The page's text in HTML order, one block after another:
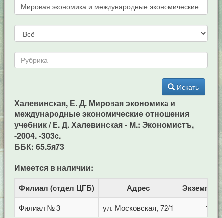
Искать
Халевинская, Е. Д. Мировая экономика и
международные экономические отношения
учебник / Е. Д. Халевинская - М.: Экономистъ,
-2004. -303c.
ББК: 65.5я73
Имеется в наличии:
Филиал (отдел ЦГБ) Адрес
Филиал № 3 ул. Московская, 72/1 1